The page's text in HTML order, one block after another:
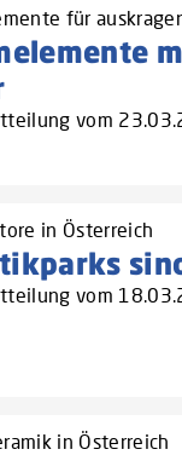
für
vom
in Österreich
vom
in Österreich